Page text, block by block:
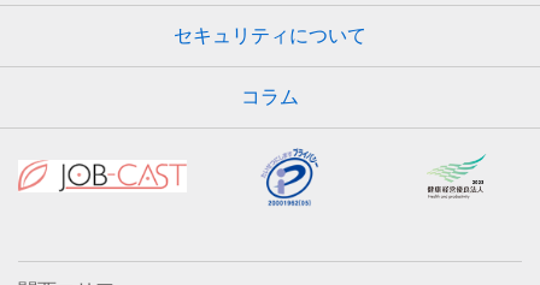
セキュリティについて
コラム